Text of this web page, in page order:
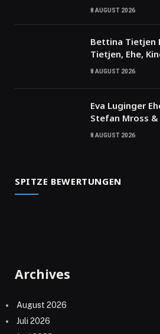
8 AUGUST 2026
Bettina Tietjen
Tietjen, Ehe,
8 AUGUST 2026
Eva Luginger
Stefan Mross
8 AUGUST 2026
SPITZE BEWERTUNGEN
Archives
August 2026
Juli 2026